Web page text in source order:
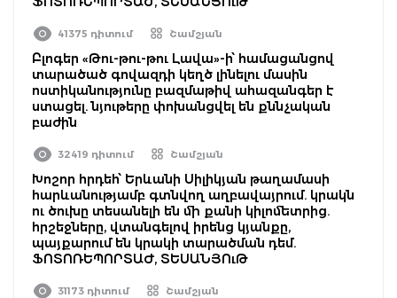
41375 դիտում Շամշյան
Բլոգեր «Թու-թու-թու Լավա»-ի՝ համացանցով
տարածած գովազդի կեղծ լինելու մասին
ոստիկանությունը բազմաթիվ ահազանգեր է
ստացել. նյութերը փոխանցվել են քննչական
բաժին
32419 դիտում Շամշյան
Խոշոր հրդեհ՝ Երևանի Սիլիկյան թաղամասի
հարևանությամբ գտնվող աղբավայրում. կրակն
ու ծուխը տեսանելի են մի քանի կիլոմետրից.
հրշեջները, վտանգելով իրենց կյանքը,
պայքարում են կրակի տարածման դեմ.
ՖՈՏՈՌԵՊՈՐՏԱԺ, ՏԵՍԱՆՅՈւԹ
31173 դիտում Շամշյան